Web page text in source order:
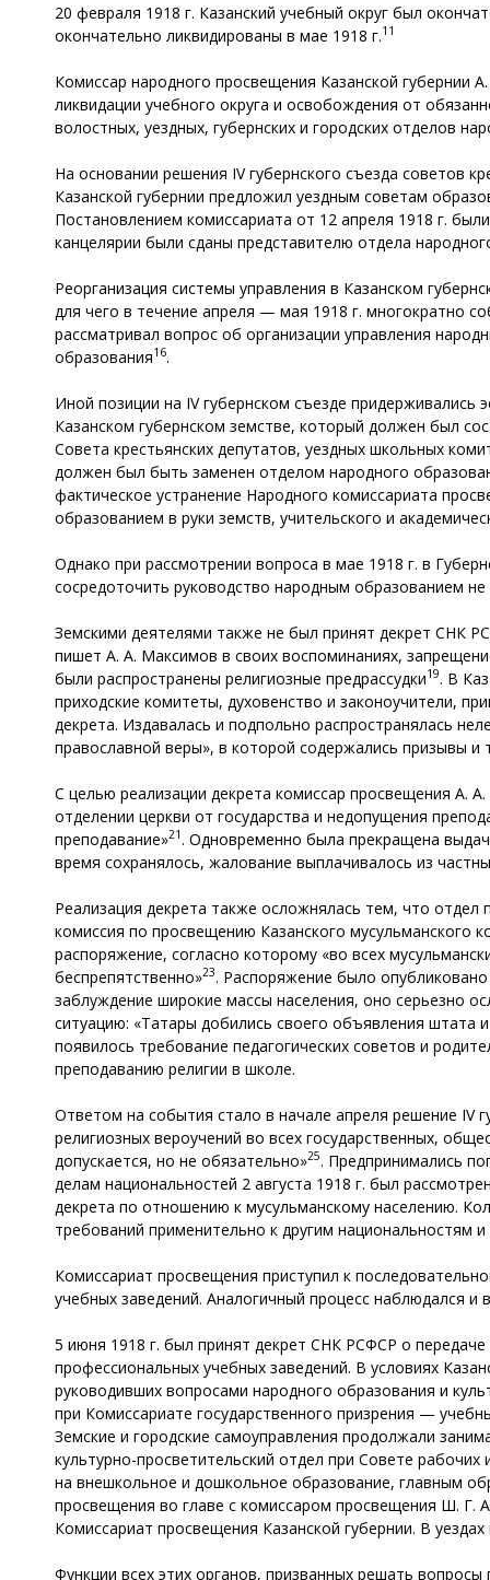
20 февраля 1918 г. Казанский учебный округ был
окончательно ликвидированы в мае 1918 г.11
Комиссар народного просвещения Казанской губернии
ликвидации учебного округа и освобождения от
волостных, уездных, губернских и городских отделов
На основании решения IV губернского съезда советов
Казанской губернии предложил уездным советам
Постановлением комиссариата от 12 апреля 1918 г.
канцелярии были сданы представителю отдела
Реорганизация системы управления в Казанском
для чего в течение апреля — мая 1918 г. многократно
рассматривал вопрос об организации управления
образования16.
Иной позиции на IV губернском съезде
Казанском губернском земстве, который должен был
Совета крестьянских депутатов, уездных школьных
должен был быть заменен отделом народного
фактическое устранение Народного комиссариата
образованием в руки земств, учительского и
Однако при рассмотрении вопроса в мае 1918 г. в
сосредоточить руководство народным образованием
Земскими деятелями также не был принят декрет СНК
пишет А. А. Максимов в своих воспоминаниях,
были распространены религиозные предрассудки19. В
приходские комитеты, духовенство и законоучители,
декрета. Издавалась и подпольно распространялась
православной веры», в которой содержались призывы
С целью реализации декрета комиссар просвещения А.
отделении церкви от государства и недопущения
преподавание»21 . Одновременно была прекращена
время сохранялось, жалование выплачивалось из
Реализация декрета также осложнялась тем, что отдел
комиссия по просвещению Казанского мусульманского
распоряжение, согласно которому «во всех
беспрепятственно»23. Распоряжение было
заблуждение широкие массы населения, оно серьезно
ситуацию: «Татары добились своего объявления штата
появилось требование педагогических советов и
преподаванию религии в школе.
Ответом на события стало в начале апреля решение IV
религиозных вероучений во всех государственных,
допускается, но не обязательно»25. Предпринимались
делам национальностей 2 августа 1918 г. был
декрета по отношению к мусульманскому населению.
требований применительно к другим национальностям
Комиссариат просвещения приступил к
учебных заведений. Аналогичный процесс наблюдался и
5 июня 1918 г. был принят декрет СНК РСФСР о
профессиональных учебных заведений. В условиях
руководивших вопросами народного образования и
при Комиссариате государственного призрения —
Земские и городские самоуправления продолжали
культурно-просветительский отдел при Совете
на внешкольное и дошкольное образование, главным
просвещения во главе с комиссаром просвещения Ш. Г.
Комиссариат просвещения Казанской губернии. В
Функции всех этих органов, призванных решать